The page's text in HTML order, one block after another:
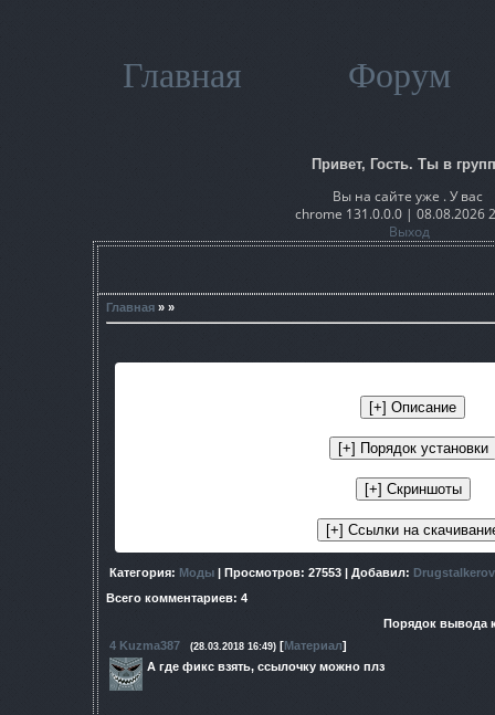
Главная Форум
Привет, Гость. Ты в
Вы на сайте уже . У вас
chrome 131.0.0.0 | 08.08.2026
Выход
Главная » »
Категория: Моды | Просмотров: 27553 | Добавил: Drugstalkerov
Всего комментариев: 4
Порядок вывода
4 Kuzma387 (28.03.2018 16:49) [Материал]
А где фикс взять, ссылочку можно плз